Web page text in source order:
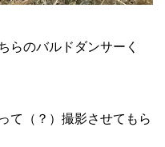
らのバルドダンサーく
て（？）撮影させてもら